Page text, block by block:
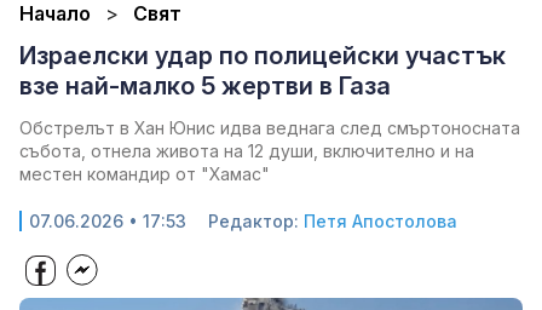
Начало Свят
Израелски удар по полицейски участък
взе най-малко 5 жертви в Газа
Обстрелът в Хан Юнис идва веднага след смъртоносната
събота, отнела живота на 12 души, включително и на
местен командир от "Хамас"
07.06.2026 • 17:53 Редактор: Петя Апостолова